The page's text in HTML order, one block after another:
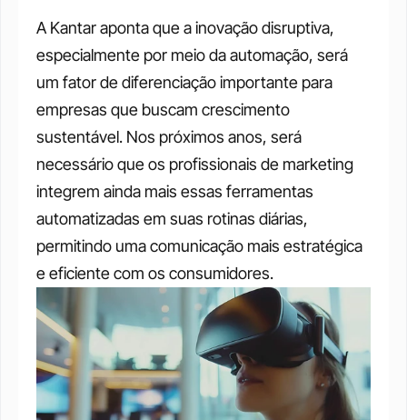
A Kantar aponta que a inovação disruptiva,
especialmente por meio da automação, será
um fator de diferenciação importante para
empresas que buscam crescimento
sustentável. Nos próximos anos, será
necessário que os profissionais de marketing
integrem ainda mais essas ferramentas
automatizadas em suas rotinas diárias,
permitindo uma comunicação mais estratégica
e eficiente com os consumidores.